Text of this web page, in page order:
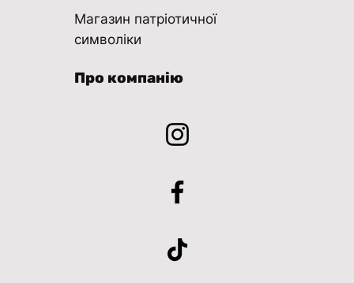
Магазин патріотичної
символіки
Про компанію